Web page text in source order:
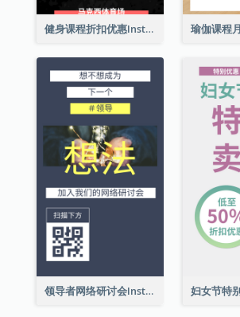
健身课程折扣优惠Instagram限时动态
领导者网络研讨会Instagram限时动态